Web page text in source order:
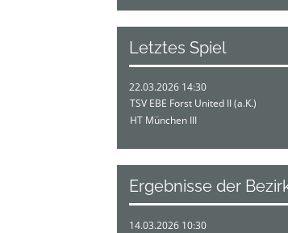
Letztes Spiel
22.03.2026 14:30
TSV EBE Forst United II (a.K.)
HT München III
Ergebnisse der
14.03.2026 10:30